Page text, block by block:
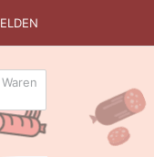
um alle
Waren